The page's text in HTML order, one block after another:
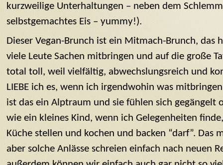
kurzweilige Unterhaltungen – neben dem
selbstgemachtes Eis – yummy!).
Dieser Vegan-Brunch ist ein Mitmach-Brunch, das
viele Leute Sachen mitbringen und auf die große
total toll, weil vielfältig, abwechslungsreich und
LIEBE ich es, wenn ich irgendwohin was
ist das ein Alptraum und sie fühlen sich gegängelt
wie ein kleines Kind, wenn ich Gelegenheiten
Küche stellen und kochen und backen “darf”. Das
aber solche Anlässe schreien einfach nach neuen